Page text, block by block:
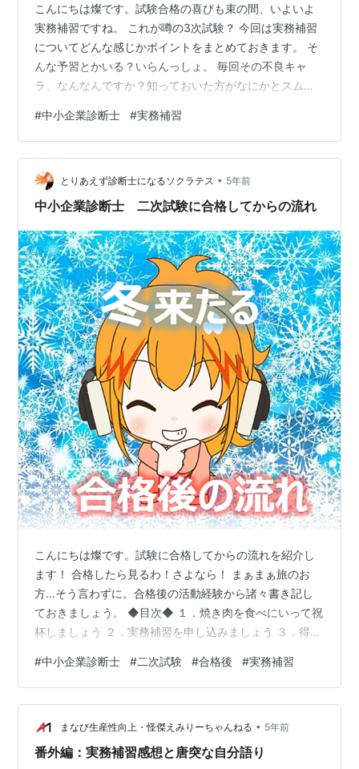
こんにちは燦です。試験合格の喜びも束の間、いよいよ
実務補習ですね。 これが噂の3次試験？ 今回は実務補習
についてどんな感じかポイントをまとめておきます。 そ
んな予習とかいる？いらんっしょ。 毎回その不良キャ
ラ、なんなんですか？知っておいた方がなにかとスムー
実務補習の流れ 参加する人たち 役割分担 McSSってな
に？ 理想的な進み方とポイント ■超重要の意思疎通ツー
ル ■1日目（ヒアリング） ■2日目 （方針決定）☆重要
☆ ■自習期間 ■3日目（マージ） ■4日目（製本まで）
■5日目（報告会） 費用面 実務補習の流れ ■1日目（金…
#中小企業診断士 #実務補習
とりあえず診断士になるソクラテス • 5年前
中小企業診断士 二次試験に合格してからの流れ
こんにちは燦です。試験に合格してからの流れを紹介し
ます！ 合格したら見るわ！さよなら！ まぁまぁ旅のお
方…そう言わずに。合格後の活動経験から諸々書き記し
ておきましょう。 ◆目次◆ １．焼き肉を食べにいって祝
杯しましょう ２．実務補習を申し込みましょう ３．得点
ょう ５．診断協会に入りましょう ６．裏診断士試験
１．焼き肉を食べにいって祝杯しましょう 口述試験が終
わればもう合格はほぼ確定しています。合格発表までの
間にとりあえずお祝いにいきたいですよね。これをする
ために頑張ったみたいなもんですから！ 自分へのご褒美
#中小企業診断士 #二次試験 #合格後 #実務補習
まなび生産性向上・怪傑えみりーちゃんねる • 5年前
番外編：実務補習感想と唐突な自分語り